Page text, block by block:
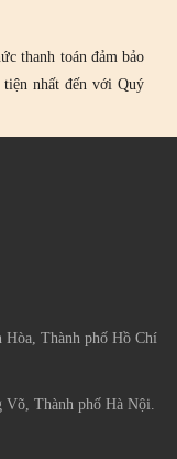
thanh toán đảm bảo
tiện nhất đến với Quý
Hòa, Thành phố Hồ Chí
Thành phố Hà Nội.